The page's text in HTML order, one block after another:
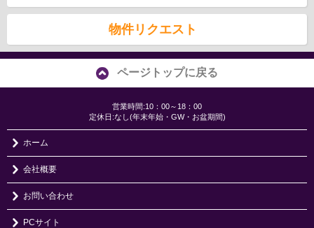
物件リクエスト
ページトップに戻る
営業時間:10：00～18：00
定休日:なし(年末年始・GW・お盆期間)
ホーム
会社概要
お問い合わせ
PCサイト